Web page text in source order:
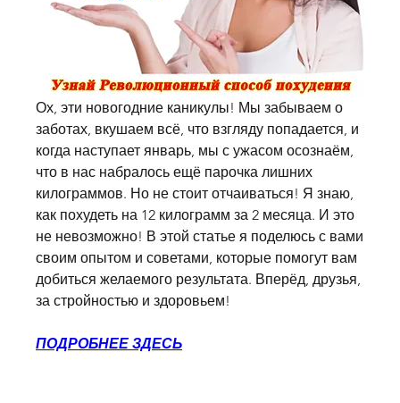
Ох, эти новогодние каникулы! Мы забываем о
заботах, вкушаем всё, что взгляду попадается, и
когда наступает январь, мы с ужасом осознаём,
что в нас набралось ещё парочка лишних
килограммов. Но не стоит отчаиваться! Я знаю,
как похудеть на 12 килограмм за 2 месяца. И это
не невозможно! В этой статье я поделюсь с вами
своим опытом и советами, которые помогут вам
добиться желаемого результата. Вперёд, друзья,
за стройностью и здоровьем!
ПОДРОБНЕЕ ЗДЕСЬ